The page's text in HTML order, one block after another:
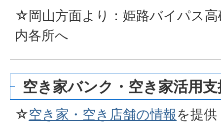
☆岡山方面より：姫路バイパス
内各所へ
空き家バンク・空き家活用支
☆空き家・空き店舗の情報を提供